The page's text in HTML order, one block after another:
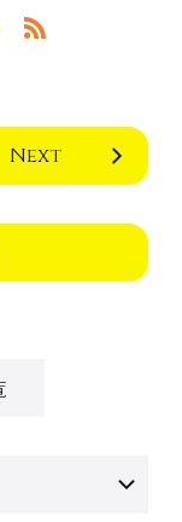
Next